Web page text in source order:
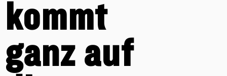
kommt
ganz auf